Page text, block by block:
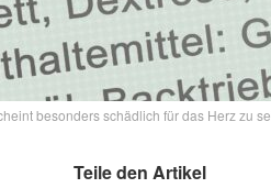
besonders schädlich für das Herz zu
Teile den Artikel